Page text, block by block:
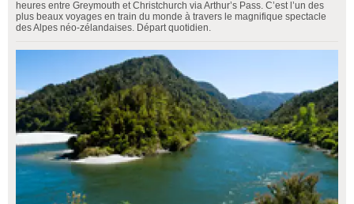
heures entre Greymouth et Christchurch via Arthur’s Pass. C’est l’un des
plus beaux voyages en train du monde à travers le magnifique spectacle
des Alpes néo-zélandaises. Départ quotidien.